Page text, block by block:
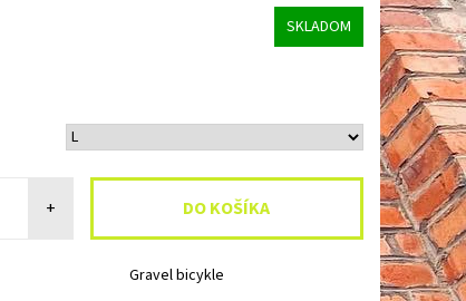
SKLADOM
+
Gravel bicykle